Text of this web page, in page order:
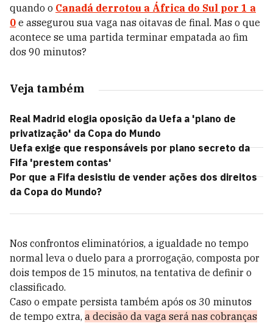
quando o Canadá derrotou a África do Sul por 1 a
0 e assegurou sua vaga nas oitavas de final. Mas o que
acontece se uma partida terminar empatada ao fim
dos 90 minutos?
Veja também
Real Madrid elogia oposição da Uefa a 'plano de
privatização' da Copa do Mundo
Uefa exige que responsáveis por plano secreto da
Fifa 'prestem contas'
Por que a Fifa desistiu de vender ações dos direitos
da Copa do Mundo?
Nos confrontos eliminatórios, a igualdade no tempo
normal leva o duelo para a prorrogação, composta por
dois tempos de 15 minutos, na tentativa de definir o
classificado.
Caso o empate persista também após os 30 minutos
de tempo extra, a decisão da vaga será nas cobranças